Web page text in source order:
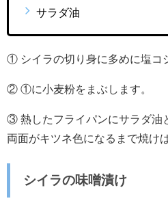
サラダ油
① シイラの切り身に多めに塩コ
② ①に小麦粉をまぶします。
③ 熱したフライパンにサラダ油
両面がキツネ色になるまで焼け
シイラの味噌漬け